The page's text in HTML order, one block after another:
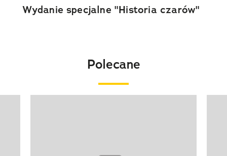
Wydanie specjalne "Historia czarów"
Polecane